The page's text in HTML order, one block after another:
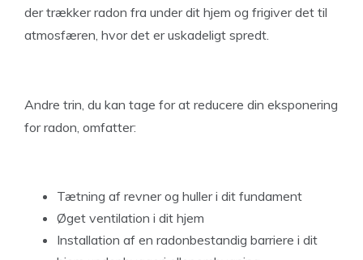
der trækker radon fra under dit hjem og frigiver det til
atmosfæren, hvor det er uskadeligt spredt.
Andre trin, du kan tage for at reducere din eksponering
for radon, omfatter:
Tætning af revner og huller i dit fundament
Øget ventilation i dit hjem
Installation af en radonbestandig barriere i dit